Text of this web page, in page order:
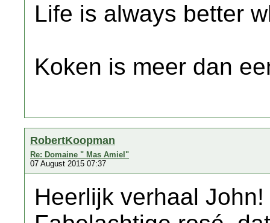
Life is always better
Koken is meer dan
RobertKoopman
Re: Domaine " Mas Amiel"
07 August 2015 07:37
Heerlijk verhaal John!